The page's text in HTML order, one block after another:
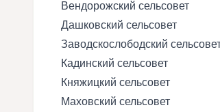
Вендорожский сельсовет
Дашковский сельсовет
Заводскослободский
Кадинский сельсовет
Княжицкий сельсовет
Маховский сельсовет